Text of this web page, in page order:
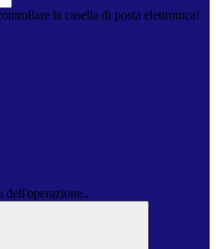
la casella di posta elettronica!
dell'operazione...